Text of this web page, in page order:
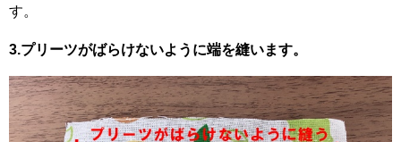
す。
3.プリーツがばらけないように端を縫います。